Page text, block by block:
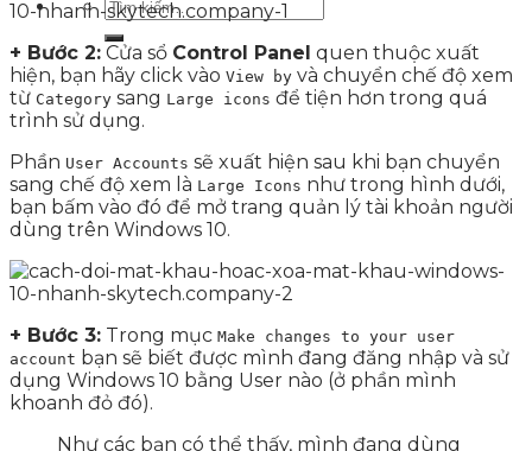
+ Bước 2: Cửa sổ Control Panel quen thuộc xuất
hiện, bạn hãy click vào View by và chuyển chế độ xem
từ Category sang Large icons để tiện hơn trong quá
trình sử dụng.
Phần User Accounts sẽ xuất hiện sau khi bạn chuyển
sang chế độ xem là Large Icons như trong hình dưới,
bạn bấm vào đó để mở trang quản lý tài khoản người
dùng trên Windows 10.
+ Bước 3: Trong mục Make changes to your user
account bạn sẽ biết được mình đang đăng nhập và sử
dụng Windows 10 bằng User nào (ở phần mình
khoanh đỏ đó).
Như các bạn có thể thấy, mình đang dùng